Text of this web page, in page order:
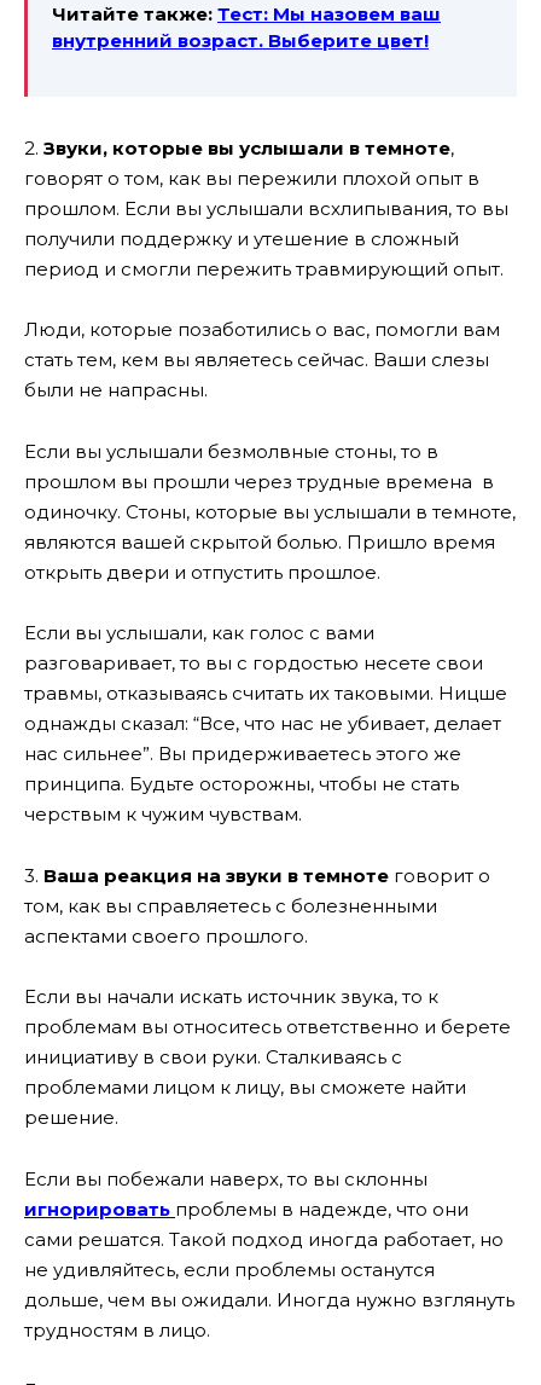
Читайте также: Тест: Мы назовем ваш
внутренний возраст. Выберите цвет!
2. Звуки, которые вы услышали в темноте,
говорят о том, как вы пережили плохой опыт в
прошлом. Если вы услышали всхлипывания, то вы
получили поддержку и утешение в сложный
период и смогли пережить травмирующий опыт.
Люди, которые позаботились о вас, помогли вам
стать тем, кем вы являетесь сейчас. Ваши слезы
были не напрасны.
Если вы услышали безмолвные стоны, то в
прошлом вы прошли через трудные времена в
одиночку. Стоны, которые вы услышали в темноте,
являются вашей скрытой болью. Пришло время
открыть двери и отпустить прошлое.
Если вы услышали, как голос с вами
разговаривает, то вы с гордостью несете свои
травмы, отказываясь считать их таковыми. Ницше
однажды сказал: “Все, что нас не убивает, делает
нас сильнее”. Вы придерживаетесь этого же
принципа. Будьте осторожны, чтобы не стать
черствым к чужим чувствам.
3. Ваша реакция на звуки в темноте говорит о
том, как вы справляетесь с болезненными
аспектами своего прошлого.
Если вы начали искать источник звука, то к
проблемам вы относитесь ответственно и берете
инициативу в свои руки. Сталкиваясь с
проблемами лицом к лицу, вы сможете найти
решение.
Если вы побежали наверх, то вы склонны
игнорировать проблемы в надежде, что они
сами решатся. Такой подход иногда работает, но
не удивляйтесь, если проблемы останутся
дольше, чем вы ожидали. Иногда нужно взглянуть
трудностям в лицо.